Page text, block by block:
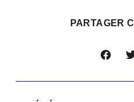
PARTAGER